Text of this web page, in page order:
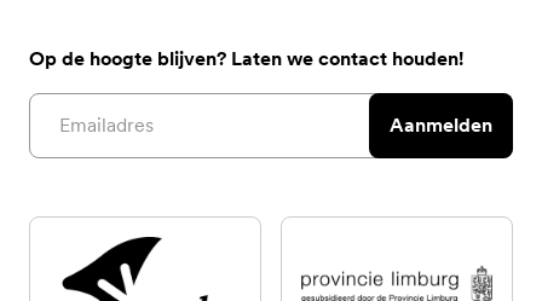
Op de hoogte blijven? Laten we contact houden!
Email address
Aanmelden